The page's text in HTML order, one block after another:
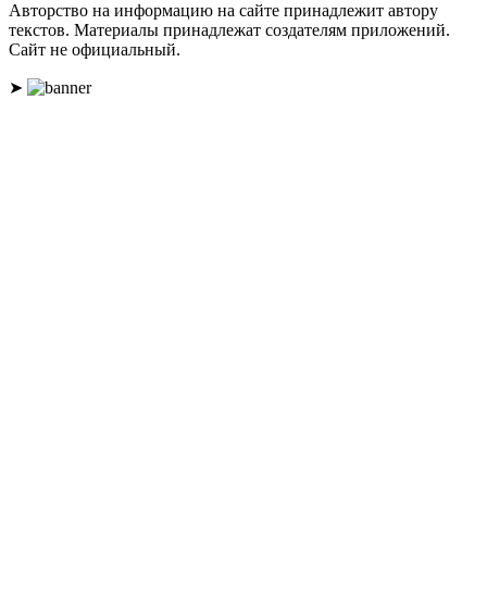
Авторство на информацию на сайте принадлежит автору
текстов. Материалы принадлежат создателям приложений.
Сайт не официальный.
➤